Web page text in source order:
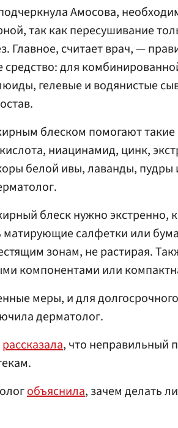
Амосова,
так как пересушивание
Главное, считает врач, —
для
гелевые и водянистые
блеском помогают
ниацинамид, цинк,
белой ивы, лаванды, пудры
блеск нужно экстренно,
матирующие салфетки или
зонам, не растирая.
компонентами или
меры, и для
дерматолог.
рассказала, что неправильный
объяснила, зачем делать